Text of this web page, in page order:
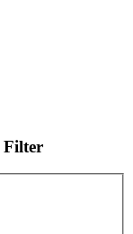
Filter